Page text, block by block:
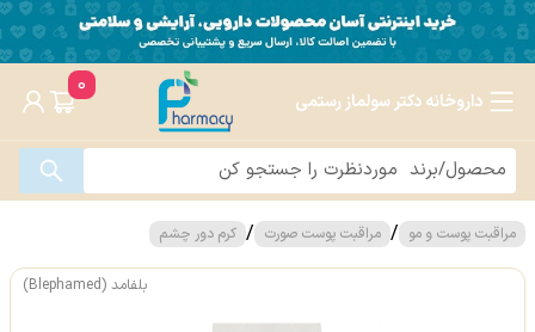
داروخانه دکتر سولماز رستمی
0
مراقبت پوست و مو / مراقبت پوست صورت / کرم دور چشم
بلفامد (Blephamed)